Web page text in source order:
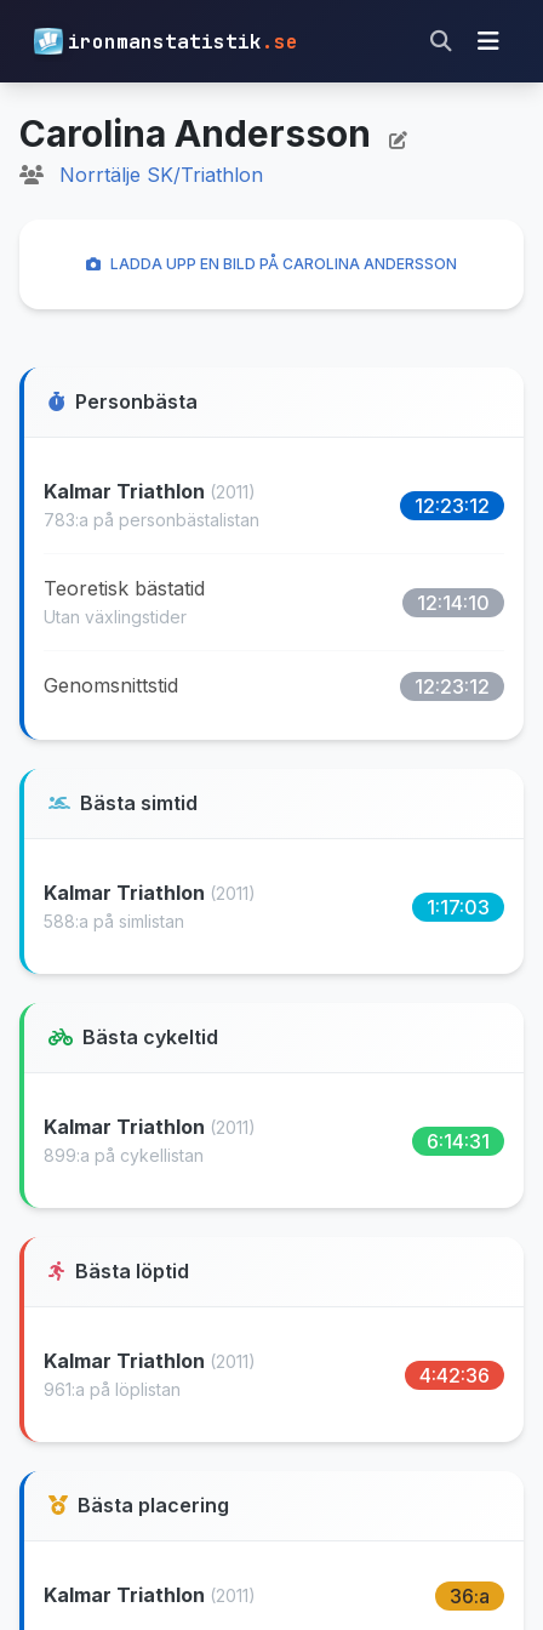
ironmanstatistik.se
Carolina Andersson
Norrtälje SK/Triathlon
Personbästa
Kalmar Triathlon (2011)
783:a på personbästalistan
12:23:12
Teoretisk bästatid
Utan växlingstider
12:14:10
Genomsnittstid 12:23:12
Bästa simtid
Kalmar Triathlon (2011)
588:a på simlistan
1:17:03
Bästa cykeltid
Kalmar Triathlon (2011)
899:a på cykellistan
6:14:31
Bästa löptid
Kalmar Triathlon (2011)
961:a på löplistan
4:42:36
Bästa placering
Kalmar Triathlon (2011) 36:a
LADDA UPP EN BILD PÅ CAROLINA ANDERSSON